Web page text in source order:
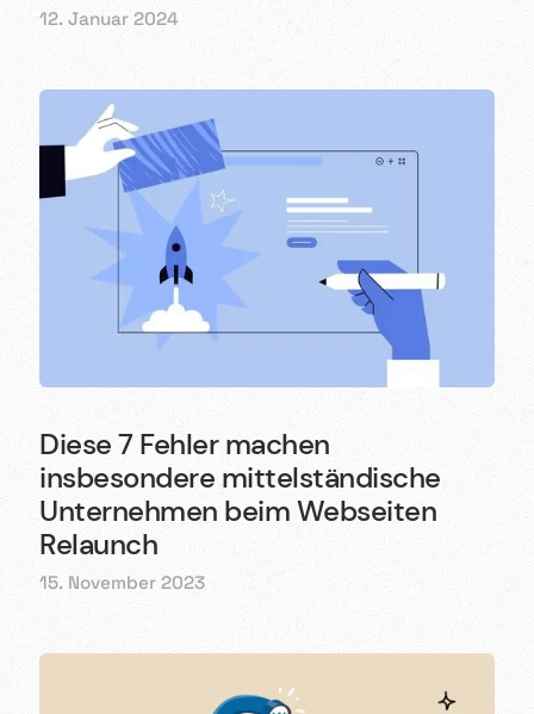
12. Januar 2024
Diese 7 Fehler machen
insbesondere mittelständische
Unternehmen beim Webseiten
Relaunch
15. November 2023